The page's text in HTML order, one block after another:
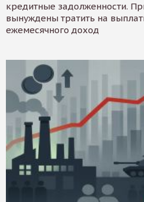
кредитные задолженности.
вынуждены тратить на
ежемесячного доход